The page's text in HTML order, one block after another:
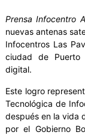
Prensa Infocentro
nuevas antenas
Infocentros Las
ciudad de Puerto
digital.
Este logro
Tecnológica de
después en la vida
por el Gobierno